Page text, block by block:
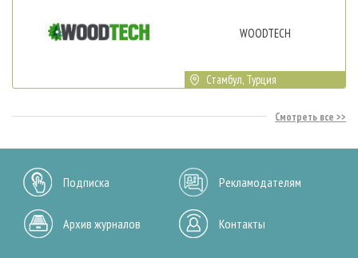
WOODTECH
Стамбул, Турция
Смотреть все
Подписка Рекламодателям
Архив журналов Контакты